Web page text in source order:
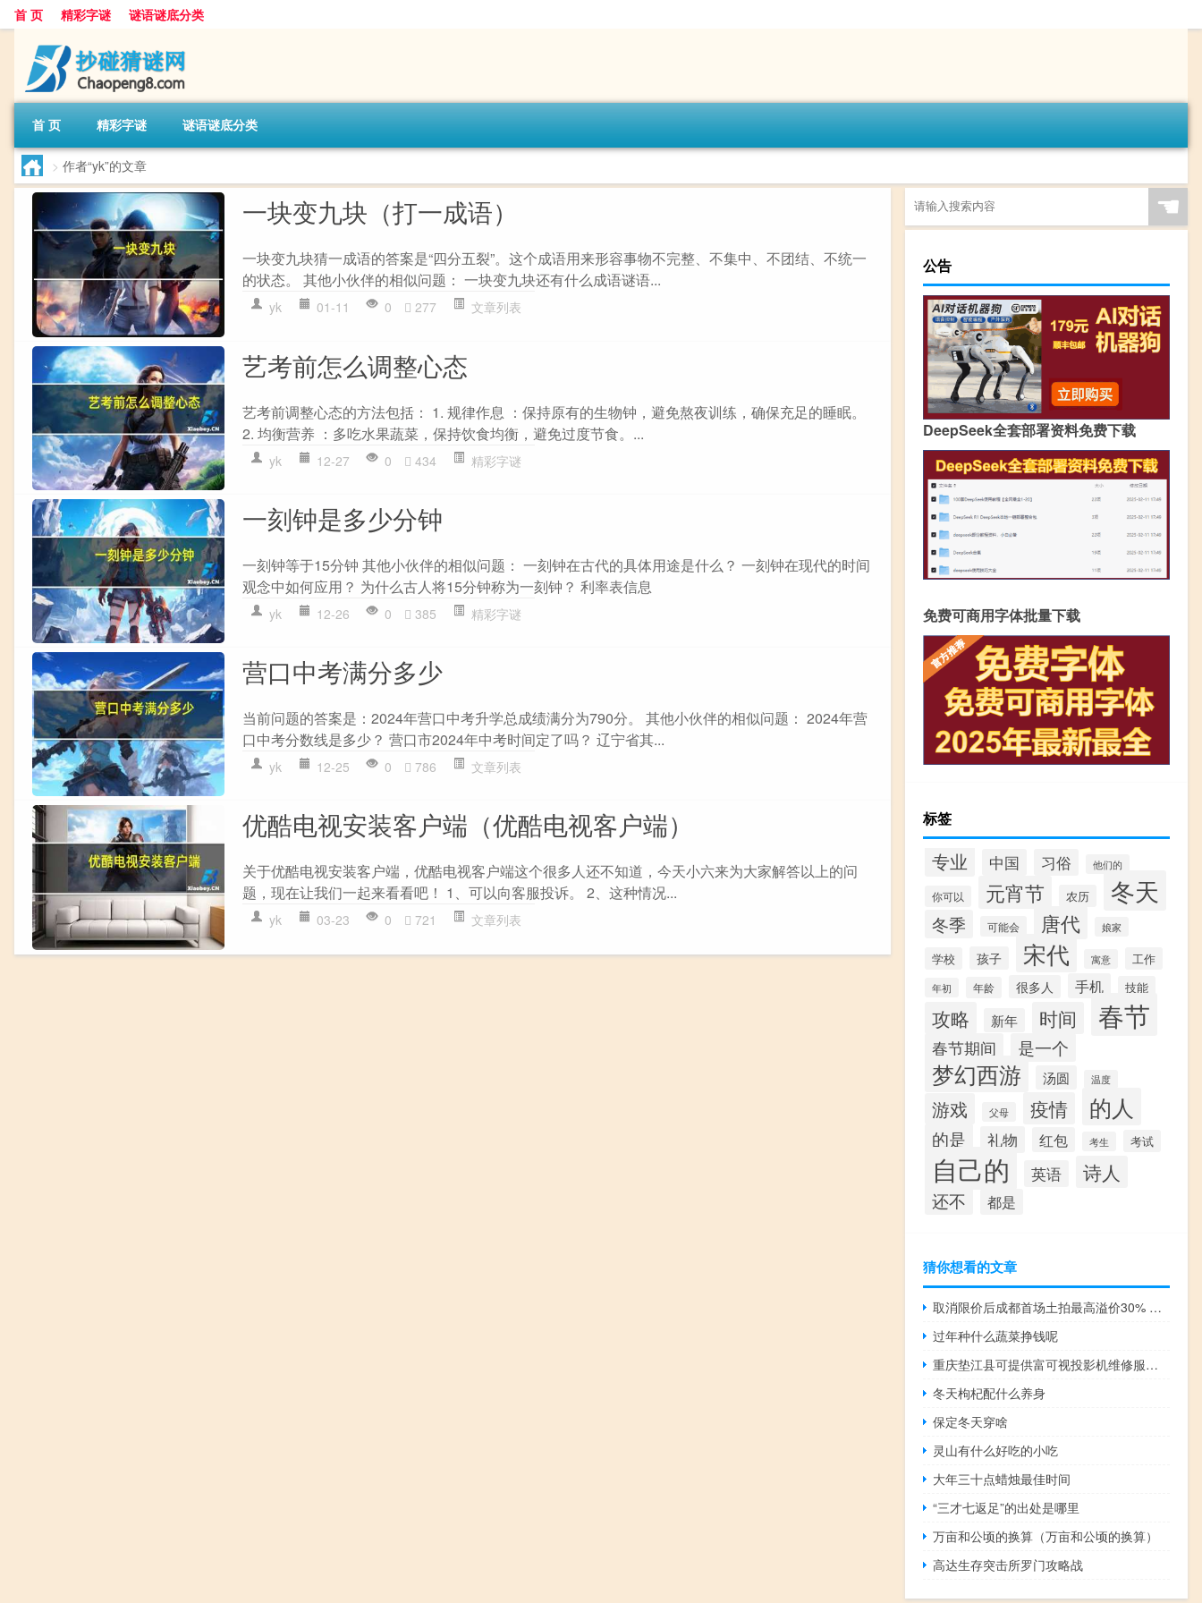
首 页 精彩字谜 谜语谜底分类
首 页 精彩字谜 谜语谜底分类
> 作者“yk”的文章
一块变九块（打一成语）
一块变九块猜一成语的答案是“四分五裂”。这个成语用来形容事物不完整、不集中、不团结、不统一
的状态。 其他小伙伴的相似问题： 一块变九块还有什么成语谜语...
yk 01-11 0 277 文章列表
艺考前怎么调整心态
艺考前调整心态的方法包括： 1. 规律作息 ：保持原有的生物钟，避免熬夜训练，确保充足的睡眠。
2. 均衡营养 ：多吃水果蔬菜，保持饮食均衡，避免过度节食。...
yk 12-27 0 434 精彩字谜
一刻钟是多少分钟
一刻钟等于15分钟 其他小伙伴的相似问题： 一刻钟在古代的具体用途是什么？ 一刻钟在现代的时间
观念中如何应用？ 为什么古人将15分钟称为一刻钟？ 利率表信息
yk 12-26 0 385 精彩字谜
营口中考满分多少
当前问题的答案是：2024年营口中考升学总成绩满分为790分。 其他小伙伴的相似问题： 2024年营
口中考分数线是多少？ 营口市2024年中考时间定了吗？ 辽宁省其...
yk 12-25 0 786 文章列表
优酷电视安装客户端（优酷电视客户端）
关于优酷电视安装客户端，优酷电视客户端这个很多人还不知道，今天小六来为大家解答以上的问
题，现在让我们一起来看看吧！ 1、可以向客服投诉。 2、这种情况...
yk 03-23 0 721 文章列表
☚
公告
DeepSeek全套部署资料免费下载
免费可商用字体批量下载
标签
专业 中国 习俗 他们的
你可以 元宵节 农历 冬天
冬季 可能会 唐代 娘家
学校 孩子 宋代 寓意 工作
年初 年龄 很多人 手机 技能
攻略 新年 时间 春节
春节期间 是一个
梦幻西游 汤圆 温度
游戏 父母 疫情 的人
的是 礼物 红包 考生 考试
自己的 英语 诗人
还不 都是
猜你想看的文章
取消限价后成都首场土拍最高溢价30% 热点城市难回“地王频现”时代 到底什么情况嘞
过年种什么蔬菜挣钱呢
重庆垫江县可提供富可视投影机维修服务地址在哪
冬天枸杞配什么养身
保定冬天穿啥
灵山有什么好吃的小吃
大年三十点蜡烛最佳时间
“三才七返足”的出处是哪里
万亩和公顷的换算（万亩和公顷的换算）
高达生存突击所罗门攻略战